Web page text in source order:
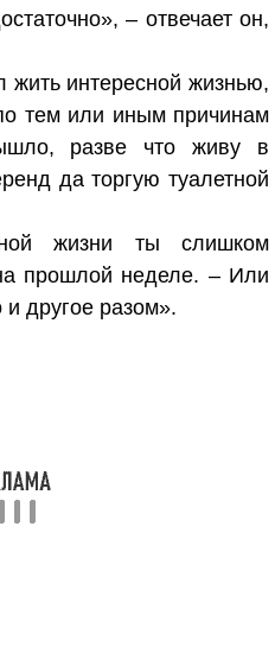
– отвечает он,
жить интересной жизнью,
тем или иным причинам
разве что живу в
да торгую туалетной
жизни ты слишком
прошлой неделе. – Или
другое разом».